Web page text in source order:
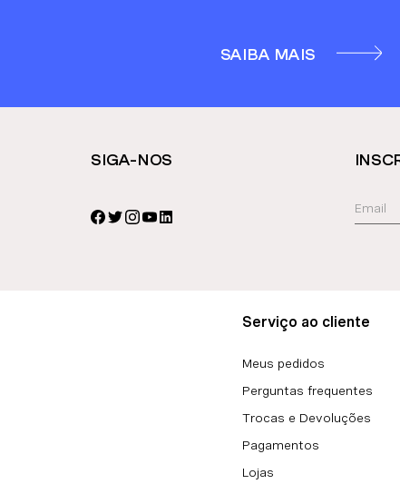
SAIBA MAIS
SIGA-NOS
Serviço ao cliente
Meus pedidos
Perguntas frequentes
Trocas e Devoluções
Pagamentos
Lojas